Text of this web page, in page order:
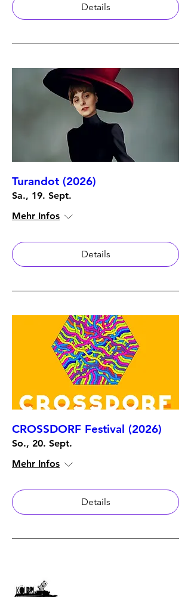
Details
Turandot (2026)
Sa., 19. Sept.
Mehr Infos
Details
CROSSDORF Festival (2026)
So., 20. Sept.
Mehr Infos
Details